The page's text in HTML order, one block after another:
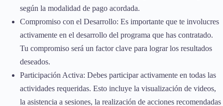
según la modalidad de pago acordada.
Compromiso con el Desarrollo: Es importante que te involucres
activamente en el desarrollo del programa que has contratado.
Tu compromiso será un factor clave para lograr los resultados
deseados.
Participación Activa: Debes participar activamente en todas las
actividades requeridas. Esto incluye la visualización de videos,
la asistencia a sesiones, la realización de acciones recomendadas